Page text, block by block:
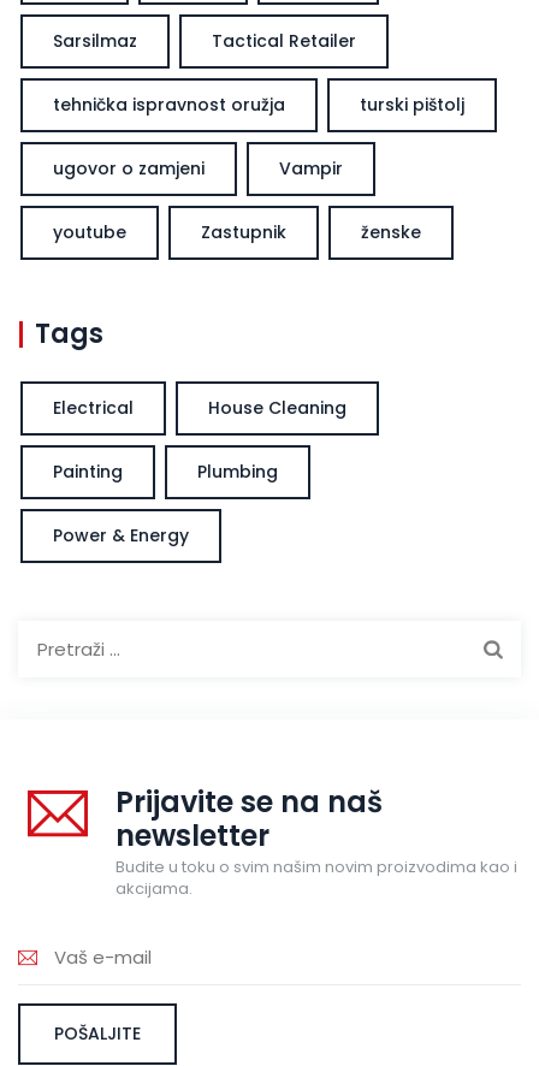
Sarsilmaz Tactical Retailer
tehnička ispravnost oružja turski pištolj
ugovor o zamjeni Vampir
youtube Zastupnik ženske
Tags
Electrical House Cleaning
Painting Plumbing
Power & Energy
Prijavite se na naš
newsletter
Budite u toku o svim našim novim proizvodima kao i
akcijama.